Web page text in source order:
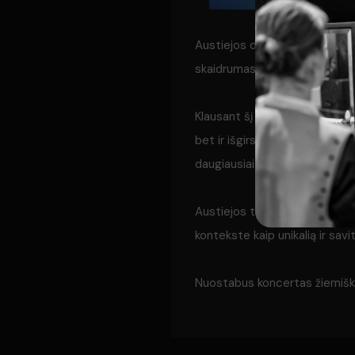
Austiejos daina „Žiaure
skaidrumas lygiai tokiame
Klausant šį koncertą, tai gali
bet ir išgirsti kitas puikias
daugiausiai taip pat, nors, jei
Austiejos trapumas bei
kontekste kaip unikalią ir
Nuostabus koncertas